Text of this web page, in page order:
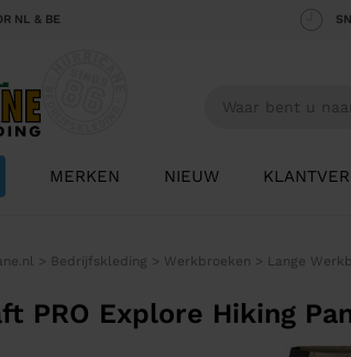
NL & BE
MERKEN NIEUW
> Bedrijfskleding > Werkbroeken > Lange
PRO Explore Hiking